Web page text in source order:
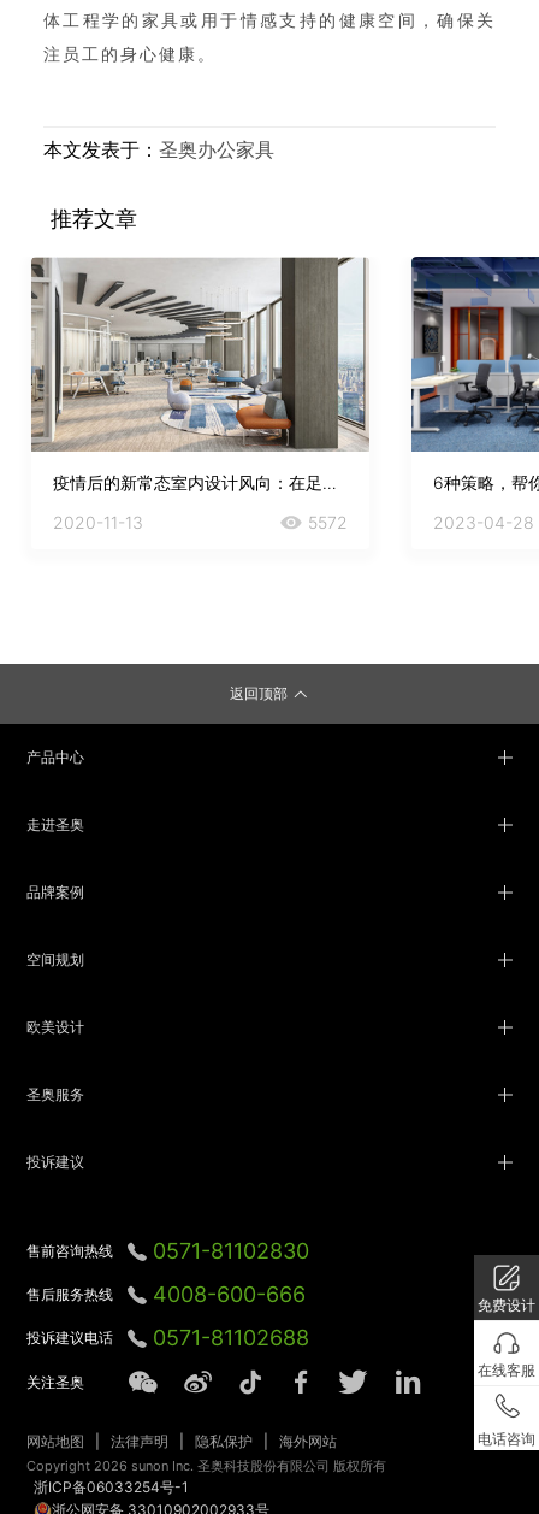
体工程学的家具或用于情感支持的健康空间，确保关
注员工的身心健康。
本文发表于： 圣奥办公家具
推荐文章
疫情后的新常态室内设计风向：在足够安全的场所里生产效率
2020-11-13
5572 2023-04-28
免费设计
在线客服
电话咨询
返回顶部
产品中心
走进圣奥
品牌案例
空间规划
欧美设计
圣奥服务
投诉建议
售前咨询热线 0571-81102830
售后服务热线 4008-600-666
投诉建议电话 0571-81102688
关注圣奥
网站地图 法律声明 隐私保护 海外网站
Copyright 2026 sunon Inc. 圣奥科技股份有限公司 版权所有
浙ICP备06033254号-1
浙公网安备 33010902002933号